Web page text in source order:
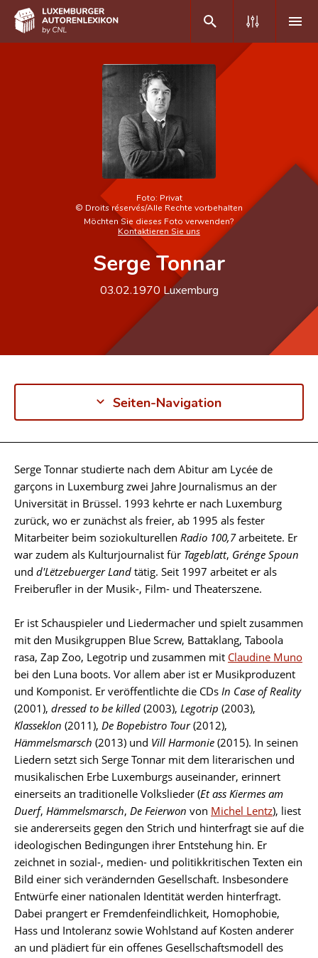
Autor(inn)en A-Z
Erweiterte Suche
Häufige Fragen und Antworten
Forschungsgruppe
Foto: Privat
© Droits réservés/Alle Rechte vorbehalten
Möchten Sie dieses Foto verwenden?
Kontaktieren Sie uns
Serge Tonnar
03.02.1970 Luxemburg
Seiten-Navigation
Biographie
Serge Tonnar studierte nach dem Abitur am Lycée de
garçons in Luxemburg zwei Jahre Journalismus an der
Universität in Brüssel. 1993 kehrte er nach Luxemburg
zurück, wo er zunächst als freier, ab 1995 als fester
Mitarbeiter beim soziokulturellen Radio 100,7arbeitete. Er
war zudem als Kulturjournalist für Tageblatt, Grénge Spoun
und d'Lëtzebuerger Land tätig. Seit 1997 arbeitet er als
Freiberufler in der Musik-, Film- und Theaterszene.
Er ist Schauspieler und Liedermacher und spielt zusammen
mit den Musikgruppen Blue Screw, Battaklang, Taboola
rasa, Zap Zoo, Legotrip und zusammen mit Claudine Muno
bei den Luna boots. Vor allem aber ist er Musikproduzent
und Komponist. Er veröffentlichte die CDs In Case of Reality
(2001), dressed to be killed (2003), Legotrip (2003),
Klasseklon (2011), De Bopebistro Tour(2012),
Hämmelsmarsch (2013) und Vill Harmonie (2015). In seinen
Liedern setzt sich Serge Tonnar mit dem literarischen und
musikalischen Erbe Luxemburgs auseinander, erinnert
einerseits an traditionelle Volkslieder (Et ass Kiermes am
Duerf, Hämmelsmarsch, De Feierwon von Michel Lentz), liest
sie andererseits gegen den Strich und hinterfragt sie auf die
ideologischen Bedingungen ihrer Entstehung hin. Er
zeichnet in sozial-, medien- und politikkritischen Texten ein
Bild einer sich verändernden Gesellschaft. Insbesondere
Entwürfe einer nationalen Identität werden hinterfragt.
Dabei prangert er Fremdenfeindlichkeit, Homophobie,
Hass und Intoleranz sowie Wohlstand auf Kosten anderer
an und plädiert für ein offenes Gesellschaftsmodell des